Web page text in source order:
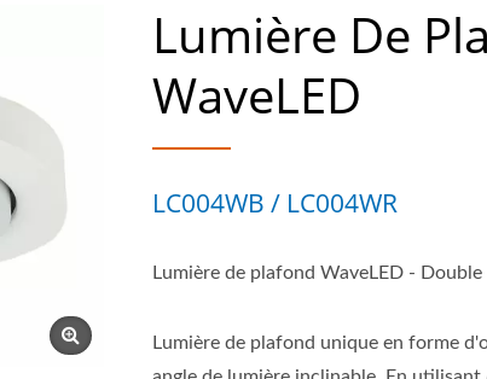
Lumière De
WaveLED
LC004WB / LC004WR
Lumière de plafond WaveLED -
Lumière de plafond unique en forme